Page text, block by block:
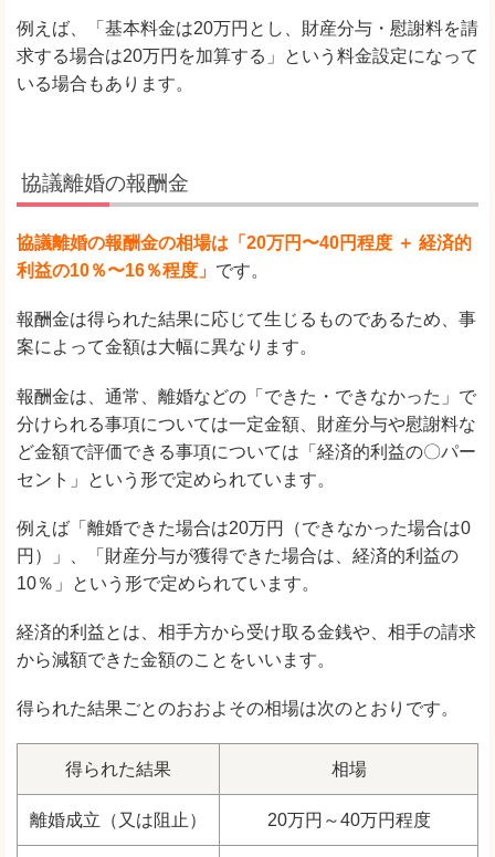
例えば、「基本料金は20万円とし、財産分与・慰謝料を請
求する場合は20万円を加算する」という料金設定になって
いる場合もあります。
協議離婚の報酬金
協議離婚の報酬金の相場は「20万円〜40円程度 ＋ 経済的
利益の10％〜16％程度」 です。
報酬金は得られた結果に応じて生じるものであるため、事
案によって金額は大幅に異なります。
報酬金は、通常、離婚などの「できた・できなかった」で
分けられる事項については一定金額、財産分与や慰謝料な
ど金額で評価できる事項については「経済的利益の〇パー
セント」という形で定められています。
例えば「離婚できた場合は20万円（できなかった場合は0
円）」、「財産分与が獲得できた場合は、経済的利益の
10％」という形で定められています。
経済的利益とは、相手方から受け取る金銭や、相手の請求
から減額できた金額のことをいいます。
得られた結果ごとのおおよその相場は次のとおりです。
得られた結果 相場
離婚成立（又は阻止） 20万円～40万円程度